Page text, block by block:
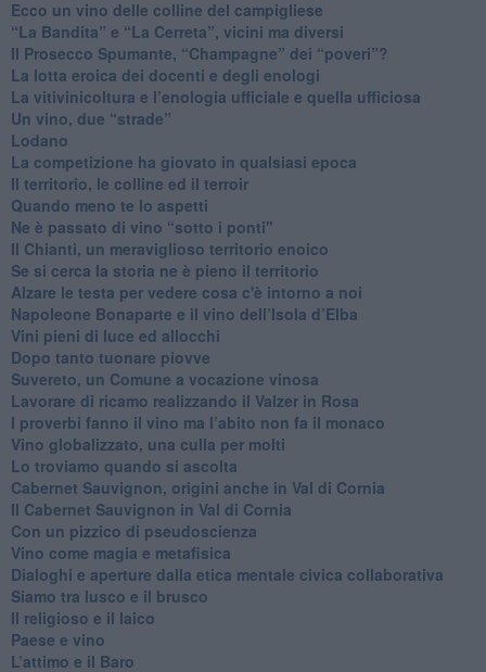
Ecco un vino delle colline del campigliese
“La Bandita” e “La Cerreta”, vicini ma diversi
​Il Prosecco Spumante, “Champagne” dei “poveri”?
​La lotta eroica dei docenti e degli enologi
​La vitivinicoltura e l’enologia ufficiale e quella ufficiosa
​Un vino, due “strade”
Lodano
​La competizione ha giovato in qualsiasi epoca
Il territorio, le colline ed il terroir
Quando meno te lo aspetti
​Ne è passato di vino “sotto i ponti"
​Il Chianti, un meraviglioso territorio enoico
​Se si cerca la storia ne è pieno il territorio
Alzare le testa per vedere cosa c'è intorno a noi
​Napoleone Bonaparte e il vino dell’Isola d’Elba
Vini pieni di luce ed allocchi
Dopo tanto tuonare piovve
Suvereto, un Comune a vocazione vinosa
Lavorare di ricamo realizzando il Valzer in Rosa
​I proverbi fanno il vino ma l’abito non fa il monaco
Vino globalizzato, una culla per molti
Lo troviamo quando si ascolta
Cabernet Sauvignon, origini anche in Val di Cornia
Il Cabernet Sauvignon in Val di Cornia
Con un pizzico di pseudoscienza
​Vino come magia e metafisica
Dialoghi e aperture dalla etica mentale civica collaborativa
Siamo tra lusco e il brusco
Il religioso e il laico
​Paese e vino
L’attimo e il Baro